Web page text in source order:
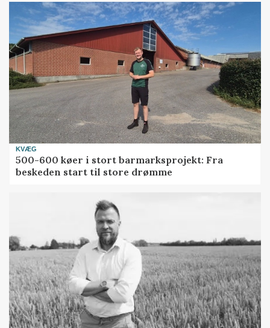
KVÆG
500-600 køer i stort barmarksprojekt: Fra
beskeden start til store drømme